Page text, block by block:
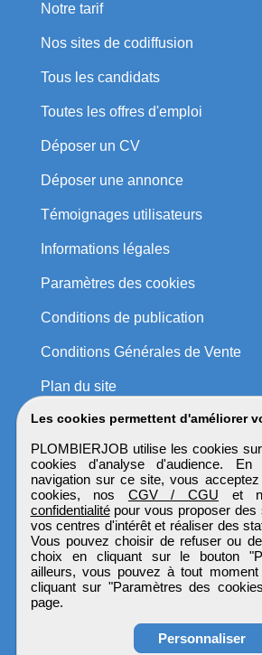
Les cookies permettent d'améliorer
PLOMBIERJOB utilise les cookies
cookies d'analyse d'audience. En
navigation sur ce site, vous
cookies, nos CGV / CGU et
confidentialitépour vous proposer des
vos centres d'intérêt et réaliser des
Vous pouvez choisir de refuser ou
choix en cliquant sur le bouton
ailleurs, vous pouvez à tout
cliquant sur "Paramètres des
page.
Personnaliser
Notre tarif
Nos sites de codiffusion
Tous les candidats
Toutes les offres d'emploi
Déposer un CV
Déposer une annonce
Témoignages utilisateurs
Informations légales
Paramètres des cookies
Conditions de publication
Conditions Générales de Vente
Plan du site